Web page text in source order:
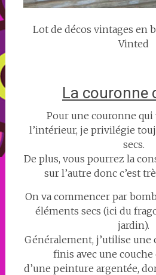
Lot de décos vintages en
Vinted
La couronne
Pour une couronne qui
l’intérieur, je privilégie
secs.
De plus, vous pourrez la
sur l’autre donc c’est
On va commencer par
éléments secs (ici du
jardin).
Généralement, j’utilise une
finis avec une
d’une peinture argentée,